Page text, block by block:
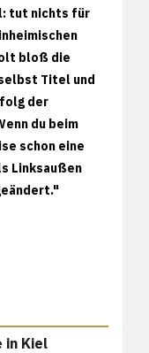
tut nichts für
bloß die
Titel und
der
du beim
schon eine
Linksaußen
in Kiel